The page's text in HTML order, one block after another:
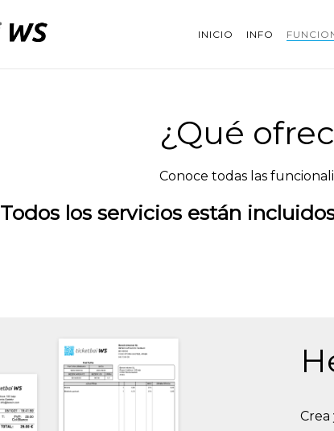
INICIO INFO
¿Qué
Conoce todas las
Todos los servicios están